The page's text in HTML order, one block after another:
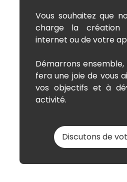
Vous souhaitez que
charge la
internet ou de votre
Démarrons
fera une joie de vous
vos objectifs et à
activité.
Discutons de